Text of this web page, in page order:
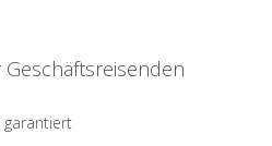
Geschäftsreisenden
garantiert